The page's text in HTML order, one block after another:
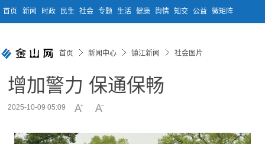
首页 新闻 时政 民生 社会 专题 生活 健康 舆情 知交 公益 微矩阵
首页 新闻中心 镇江新闻 社会图片
增加警力 保通保畅
2025-10-09 05:09